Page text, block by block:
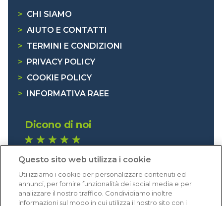
> CHI SIAMO
> AIUTO E CONTATTI
> TERMINI E CONDIZIONI
>
PRIVACY POLICY
> COOKIE POLICY
>
INFORMATIVA RAEE
Dicono di noi
Eccellente (4,8)
Acquisti verificati
Questo sito web utilizza i cookie
Utilizziamo i cookie per personalizzare contenuti ed
annunci, per fornire funzionalità dei social media e per
analizzare il nostro traffico. Condividiamo inoltre
informazioni sul modo in cui utilizza il nostro sito con i